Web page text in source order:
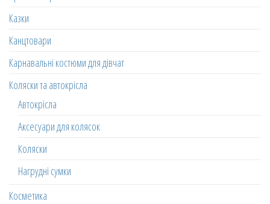
Казки
Канцтовари
Карнавальні костюми для дівчат
Коляски та автокрісла
Автокрісла
Аксесуари для колясок
Коляски
Нагрудні сумки
Косметика